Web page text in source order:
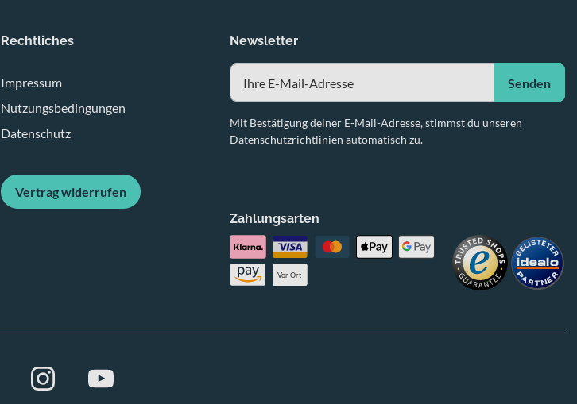
Rechtliches
Impressum
Nutzungsbedingungen
Datenschutz
Vertrag widerrufen
Newsletter
Senden
Mit Bestätigung deiner E-Mail-Adresse, stimmst du unseren
Datenschutzrichtlinien automatisch zu.
Zahlungsarten
Vor Ort